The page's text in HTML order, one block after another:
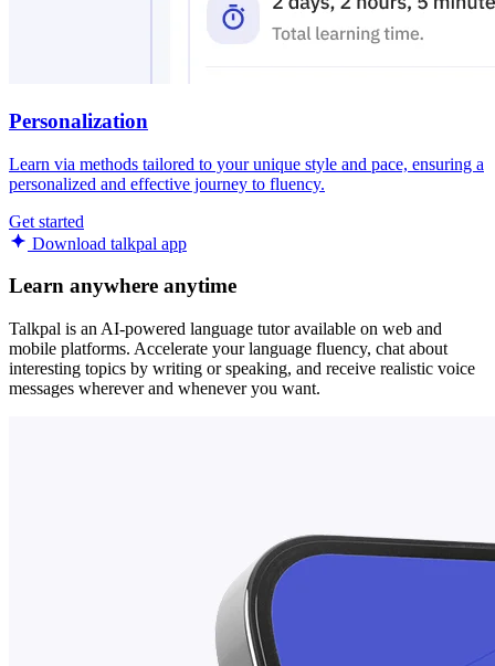
Personalization
Learn via methods tailored to your unique style and pace, ensuring a
personalized and effective journey to fluency.
Get started
Download talkpal app
Learn anywhere anytime
Talkpal is an AI-powered language tutor available on web and
mobile platforms. Accelerate your language fluency, chat about
interesting topics by writing or speaking, and receive realistic voice
messages wherever and whenever you want.